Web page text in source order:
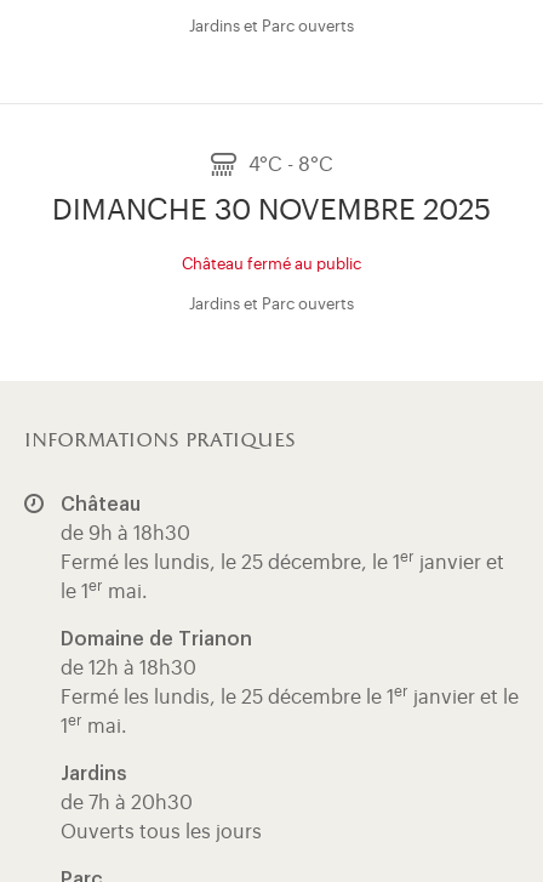
Jardins et Parc ouverts
4°C - 8°C
DIMANCHE 30 NOVEMBRE 2025
Château fermé au public
Jardins et Parc ouverts
informations pratiques
Château
de 9h à 18h30
Fermé les lundis, le 25 décembre, le 1 er janvier et
le 1 er mai.
Domaine de Trianon
de 12h à 18h30
Fermé les lundis, le 25 décembre le 1 er janvier et le
1 er mai.
Jardins
de 7h à 20h30
Ouverts tous les jours